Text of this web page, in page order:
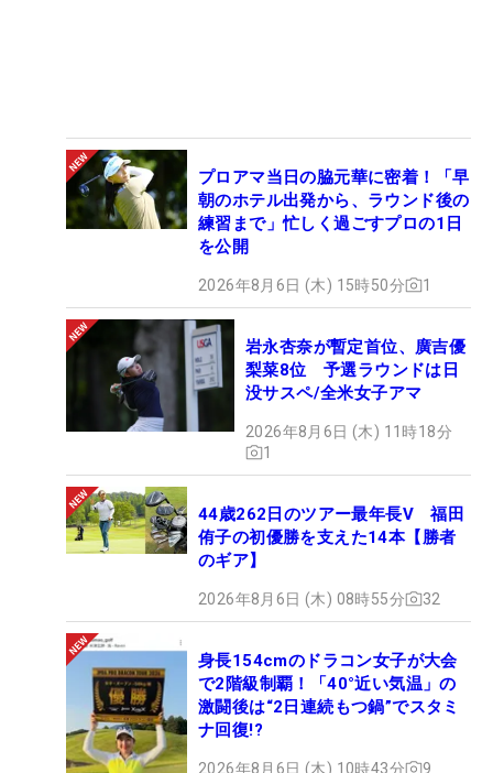
プロアマ当日の脇元華に密着！「早
朝のホテル出発から、ラウンド後の
練習まで」忙しく過ごすプロの1日
を公開
2026年8月6日 (木) 15時50分 1
岩永杏奈が暫定首位、廣吉優
梨菜8位 予選ラウンドは日
没サスペ/全米女子アマ
2026年8月6日 (木) 11時18分
1
44歳262日のツアー最年長V 福田
侑子の初優勝を支えた14本【勝者
のギア】
2026年8月6日 (木) 08時55分 32
身長154cmのドラコン女子が大会
で2階級制覇！「40°近い気温」の
激闘後は“2日連続もつ鍋”でスタミ
ナ回復!?
2026年8月6日 (木) 10時43分 9